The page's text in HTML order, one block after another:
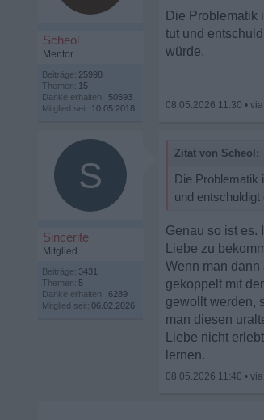
Scheol
Mentor
Beiträge: 25998
Themen: 15
Danke erhalten: 50593
Mitglied seit: 10.05.2018
Die Problematik
tut und
würde.
08.05.2026 11:30 •
S
Sincerite
Mitglied
Beiträge: 3431
Themen: 5
Danke erhalten: 6289
Mitglied seit: 06.02.2026
Zitat von Scheol:
Die Problematik
und
Genau so ist es.
Liebe zu
Wenn man dann
gekoppelt mit
gewollt werden,
man diesen
Liebe nicht
lernen.
08.05.2026 11:40 •